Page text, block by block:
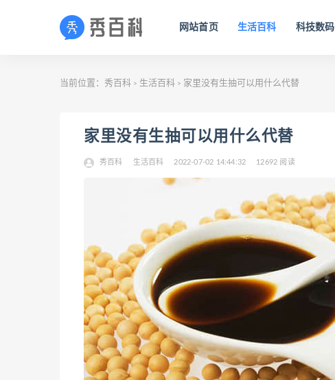
网站首页 生活百科 科技数码
当前位置： 秀百科 > 生活百科 > 家里没有生抽可以用什么代替
家里没有生抽可以用什么代替
秀百科 生活百科 2022-07-02 14:44:32 12692 阅读